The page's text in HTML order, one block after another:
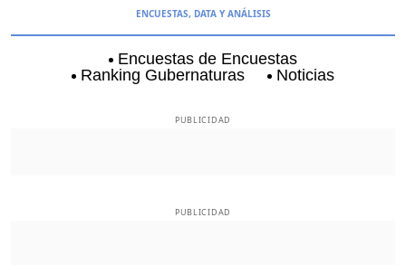
ENCUESTAS, DATA Y ANÁLISIS
Encuestas de Encuestas
Ranking Gubernaturas
Noticias
PUBLICIDAD
PUBLICIDAD